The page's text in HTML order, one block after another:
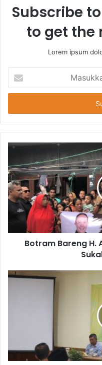
Subscribe
to get the
Lorem ipsum
Email
Anda
Botram Bareng H.